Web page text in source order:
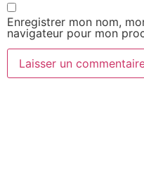
Enregistrer mon nom,
navigateur pour mon